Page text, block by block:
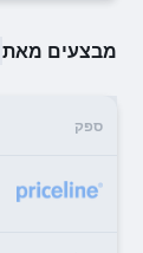
מבצעים מאת
ספק